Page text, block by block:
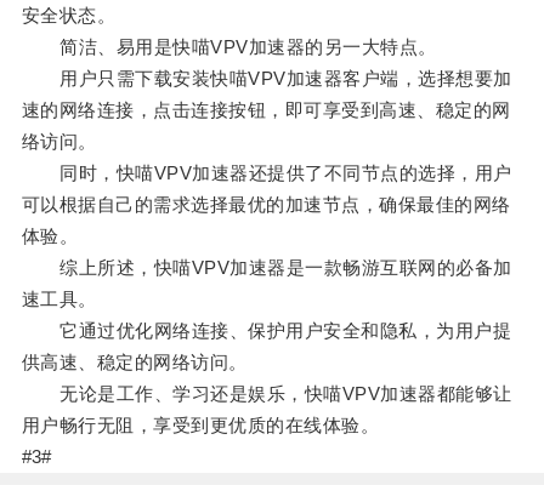
安全状态。
简洁、易用是快喵VPV加速器的另一大特点。
用户只需下载安装快喵VPV加速器客户端，选择想要加
速的网络连接，点击连接按钮，即可享受到高速、稳定的网
络访问。
同时，快喵VPV加速器还提供了不同节点的选择，用户
可以根据自己的需求选择最优的加速节点，确保最佳的网络
体验。
综上所述，快喵VPV加速器是一款畅游互联网的必备加
速工具。
它通过优化网络连接、保护用户安全和隐私，为用户提
供高速、稳定的网络访问。
无论是工作、学习还是娱乐，快喵VPV加速器都能够让
用户畅行无阻，享受到更优质的在线体验。
#3#